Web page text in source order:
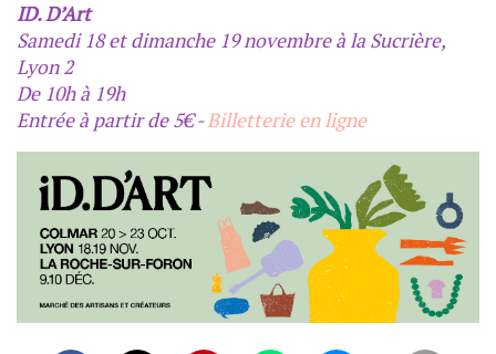
ID. D’Art
Samedi 18 et dimanche 19 novembre à la Sucrière,
Lyon 2
De 10h à 19h
Entrée à partir de 5€ -Billetterie en ligne